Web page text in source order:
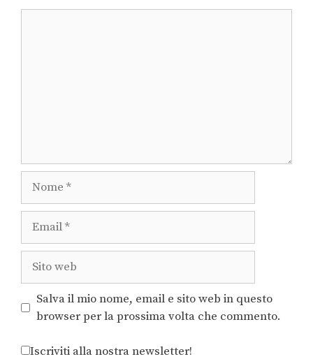
Salva il mio nome, email e sito web in questo
browser per la prossima volta che commento.
Iscriviti alla nostra newsletter!